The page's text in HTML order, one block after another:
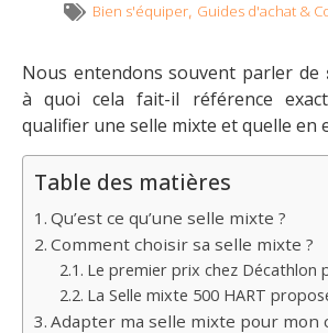
Bien s'équiper, Guides d'achat &
Nous entendons souvent parler de
à quoi cela fait-il référence
qualifier une selle mixte et quelle en
Table des matières
Qu’est ce qu’une selle mixte ?
Comment choisir sa selle mixte ?
Le premier prix chez Décathlon
La Selle mixte 500 HART
Adapter ma selle mixte pour mon